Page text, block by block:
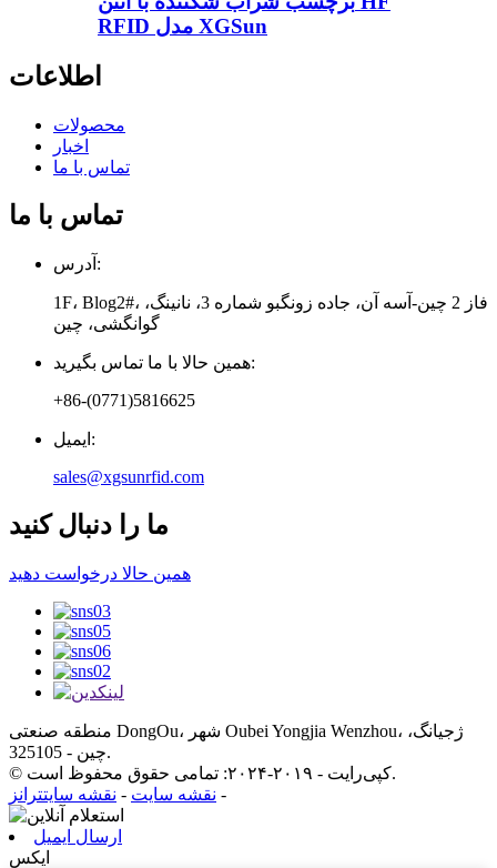
RFID مدل XGSun
اطلاعات
محصولات
اخبار
تماس با ما
تماس با ما
آدرس:
1F، Blog2#، فاز 2 چین-آسه آن، جاده زونگبو شماره 3، نانینگ،
گوانگشی، چین
همین حالا با ما تماس بگیرید:
‎+86-(0771)5816625‎
ایمیل:
sales@xgsunrfid.com
ما را دنبال کنید
همین حالا درخواست دهید
منطقه صنعتی DongOu، شهر Oubei Yongjia Wenzhou، ژجیانگ،
چین - 325105.
© کپی‌رایت - ۲۰۱۹-۲۰۲۴: تمامی حقوق محفوظ است.
نقشه سایت - نقشه سایتترانز -
ارسال ایمیل
ایکس